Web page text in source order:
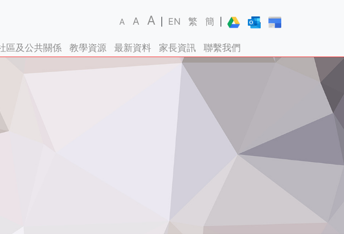
A A A EN 繁 簡
區及公共關係 教學資源 最新資料 家長資訊 聯繫我們